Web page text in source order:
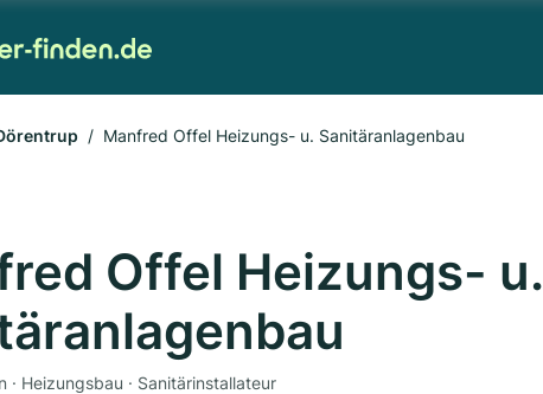
Manfred Offel Heizungs- u. Sanitäranlagenbau
Offel Heizungs- u.
· Heizungsbau · Sanitärinstallateur